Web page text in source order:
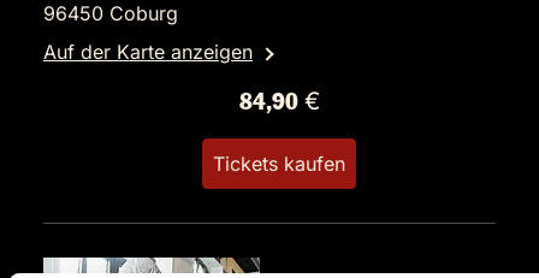
96450 Coburg
Auf der Karte anzeigen
84,90 €
Tickets kaufen